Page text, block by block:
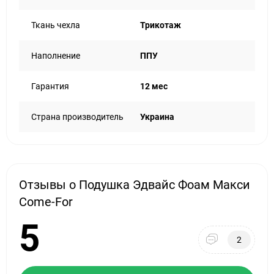
кровати. Эта подушка не только помогает тебе
ты проснешься не просто отдохнувшим, а реально
С такой подушкой пробуждения становятся легче, а сам
Ткань чехла Трикотаж
Наполнение ППУ
Гарантия 12 мес
Страна производитель Украина
Отзывы о Подушка Эдвайс Фоам Макси
Come-For
5 2